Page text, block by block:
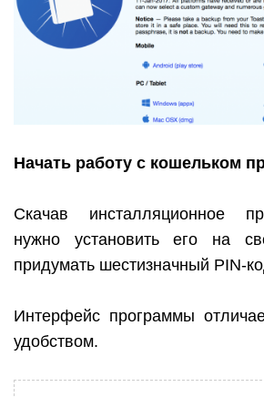
Начать работу с кошельком
Скачав инсталляционное
нужно установить его на
придумать шестизначный PIN-
Интерфейс программы
удобством.